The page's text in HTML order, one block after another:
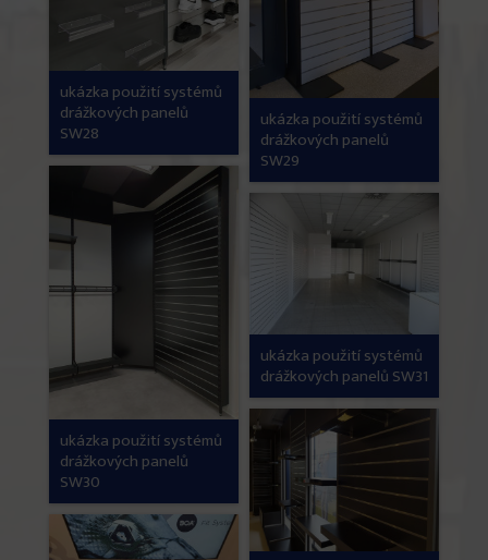
ukázka použití systémů
drážkových panelů
SW28
ukázka použití systémů
drážkových panelů
SW29
ukázka použití systémů
drážkových panelů
SW30
ukázka použití systémů
drážkových panelů SW31